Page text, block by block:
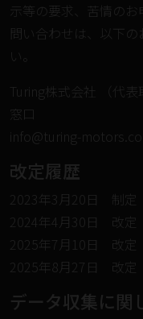
示等の要求、苦情の
問い合わせは、以下
い。
Turing株式会社 （代
窓口
info@turing-
改定履歴
2023年3月20日 制定
2024年4月30日 改定
2025年7月10日 改定
2025年8月27日 改定
データ収集に関